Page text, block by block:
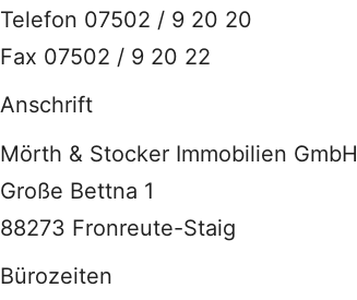
Telefon 07502 / 9 20 20
Fax 07502 / 9 20 22
Anschrift
Mörth & Stocker Immobilien GmbH
Große Bettna 1
88273 Fronreute-Staig
Bürozeiten